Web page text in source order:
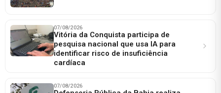
07/08/2026
Vitória da Conquista participa de
pesquisa nacional que usa IA para
identificar risco de insuficiência
cardíaca
07/08/2026